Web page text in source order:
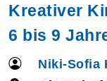
Kreativer
6 bis 9
Niki-Sofia